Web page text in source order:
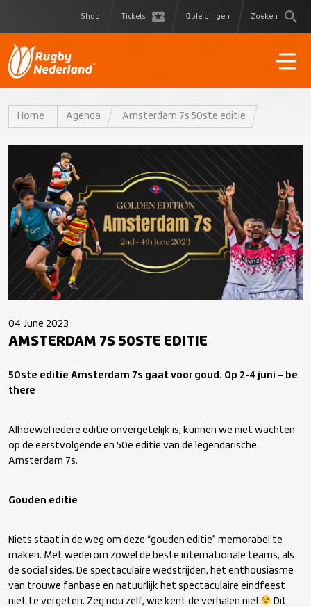
Shop Tickets Opleidingen Zoeken
Home Agenda Amsterdam 7s 50ste editie
04 June 2023
AMSTERDAM 7S 50STE EDITIE
50ste editie Amsterdam 7s gaat voor goud. Op 2-4 juni – be
there
Alhoewel iedere editie onvergetelijk is, kunnen we niet wachten
op de eerstvolgende en 50e editie van de legendarische
Amsterdam 7s.
Gouden editie
Niets staat in de weg om deze “gouden editie” memorabel te
maken. Met wederom zowel de beste internationale teams, als
de social sides. De spectaculaire wedstrijden, het enthousiasme
van trouwe fanbase en natuurlijk het spectaculaire eindfeest
niet te vergeten. Zeg nou zelf, wie kent de verhalen niet
Dit